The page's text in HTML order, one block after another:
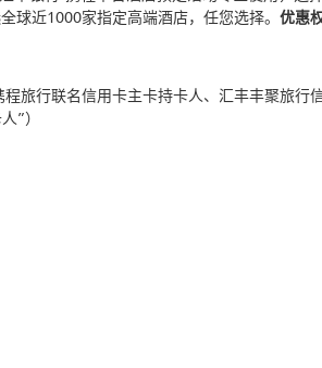
球近1000家指定高端酒店，任您选择。 优惠
旅行联名信用卡主卡持卡人、汇丰丰聚旅行
”）